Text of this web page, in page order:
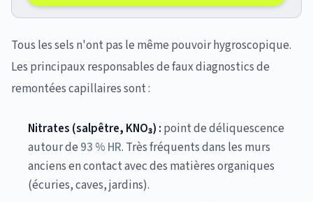
Tous les sels n'ont pas le même pouvoir hygroscopique.
Les principaux responsables de faux diagnostics de
remontées capillaires sont :
Nitrates (salpêtre, KNO₃) : point de déliquescence
autour de 93 % HR. Très fréquents dans les murs
anciens en contact avec des matières organiques
(écuries, caves, jardins).